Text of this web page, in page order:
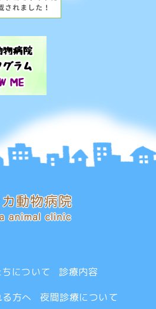
について
診療内容
方へ
夜間診療について